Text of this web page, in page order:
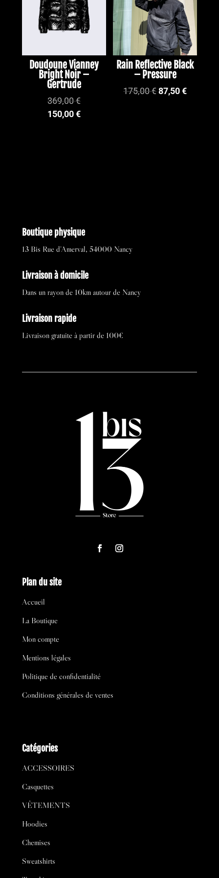
Doudoune Vianney
Bright Noir –
Gertrude
369,00€
150,00€
Rain Reflective Black
– Pressure
175,00€Le
87,50€Le
Boutique physique
13 Bis Rue d’Amerval, 54000 Nancy
Livraison à domicile
Dans un rayon de 10km autour de Nancy
Livraison rapide
Livraison gratuite à partir de 100€
Plan du site
Accueil
La Boutique
Mon compte
Mentions légales
Politique de confidentialité
Conditions générales de ventes
Catégories
ACCESSOIRES
Casquettes
VÊTEMENTS
Hoodies
Chemises
Sweatshirts